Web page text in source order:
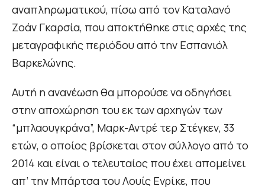
αναπληρωματικού, πίσω από τον Καταλανό
Ζοάν Γκαρσία, που αποκτήθηκε στις αρχές της
μεταγραφικής περιόδου από την Εσπανιόλ
Βαρκελώνης.
Αυτή η ανανέωση θα μπορούσε να οδηγήσει
στην αποχώρηση του εκ των αρχηγών των
“μπλαουγκράνα”, Μαρκ-Αντρέ τερ Στέγκεν, 33
ετών, ο οποίος βρίσκεται στον σύλλογο από το
2014 και είναι ο τελευταίος που έχει απομείνει
απ’ την Μπάρτσα του Λουίς Ενρίκε, που